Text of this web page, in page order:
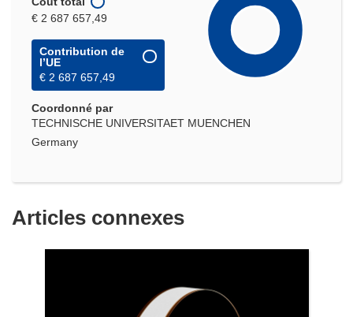
€ 2 687 657,49
Contribution de
l’UE
€ 2 687 657,49
Coordonné par
TECHNISCHE UNIVERSITAET MUENCHEN
Germany
Articles connexes